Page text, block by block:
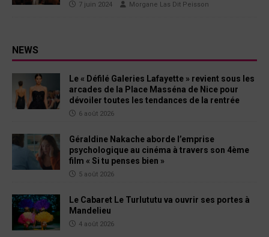
7 juin 2024 Morgane Las Dit Peisson
NEWS
Le « Défilé Galeries Lafayette » revient sous les
arcades de la Place Masséna de Nice pour
dévoiler toutes les tendances de la rentrée
6 août 2026
Géraldine Nakache aborde l’emprise
psychologique au cinéma à travers son 4ème
film « Si tu penses bien »
5 août 2026
Le Cabaret Le Turlututu va ouvrir ses portes à
Mandelieu
4 août 2026